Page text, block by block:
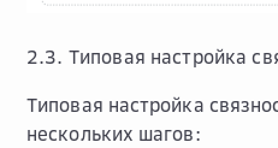
2.3. Типовая настройка
Типовая настройка
нескольких шагов: